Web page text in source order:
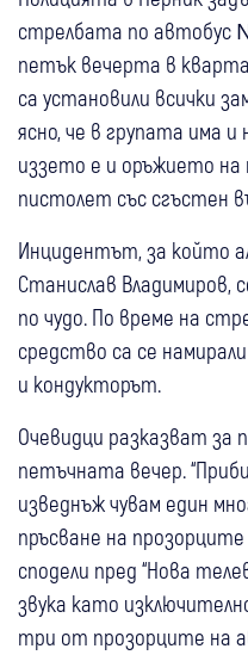
стрелбата по автобус
петък вечерта в
са установили всички
ясно, че в групата има
иззето е и оръжието
пистолет със сгъстен
Инцидентът, за който
Станислав Владимиров,
по чудо. По време на
средство са се
и кондукторът.
Очевидци разказват за
петъчната вечер.
изведнъж чувам един
пръсване на прозорците
сподели пред “Нова
звука като
три от прозорците на